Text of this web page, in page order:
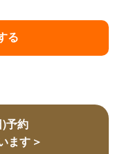
予約
ます＞